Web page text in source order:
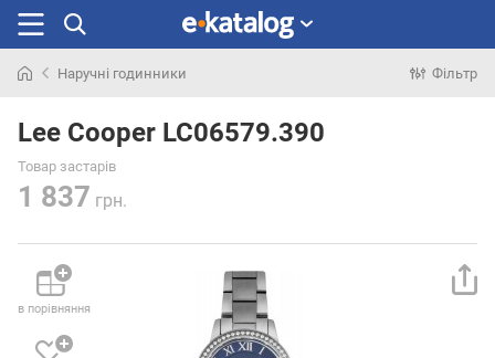
раніше
Наручні годинники Фільтр
Lee Cooper LC06579.390
Товар застарів
1 837 грн.
в порівняння